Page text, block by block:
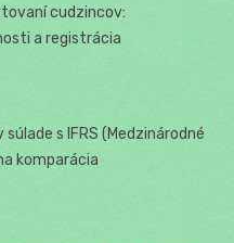
cudzincov:
a registrácia
s IFRS (Medzinárodné
komparácia